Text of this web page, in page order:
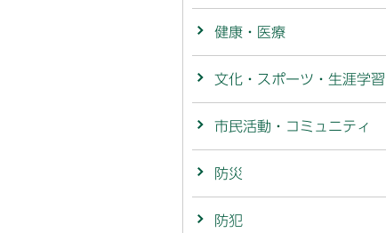
健康・医療
文化・スポーツ・生涯学習
市民活動・コミュニティ
防災
防犯